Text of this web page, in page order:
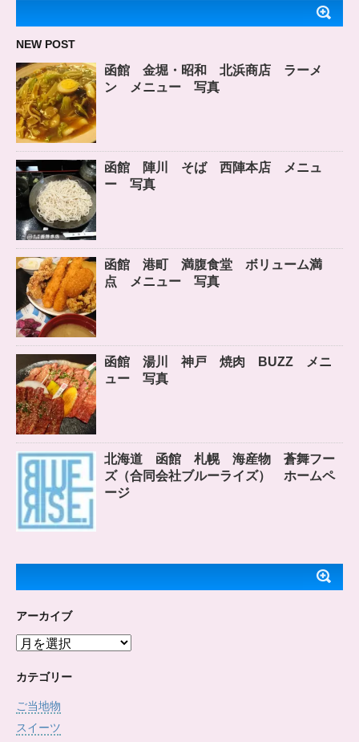
NEW POST
函館 金堀・昭和 北浜商店 ラーメ
ン メニュー 写真
函館 陣川 そば 西陣本店 メニュ
ー 写真
函館 港町 満腹食堂 ボリューム満
点 メニュー 写真
函館 湯川 神戸 焼肉 BUZZ メニ
ュー 写真
北海道 函館 札幌 海産物 蒼舞フー
ズ（合同会社ブルーライズ） ホームペ
ージ
アーカイブ
ア
カ
ブ
カテゴリー
ご当地物
スイーツ